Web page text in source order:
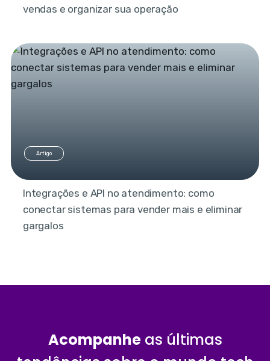
vendas e organizar sua operação
Artigo
Integrações e API no atendimento: como
conectar sistemas para vender mais e eliminar
gargalos
Acompanheas últimas